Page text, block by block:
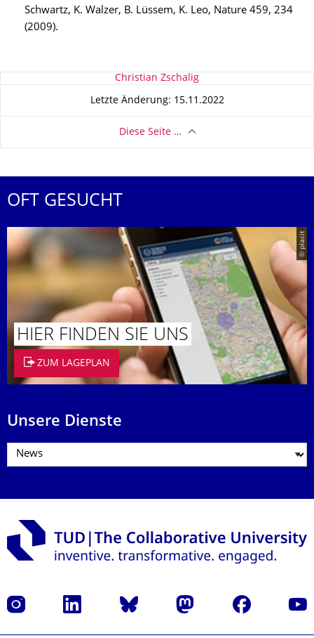
Schwartz, K. Walzer, B. Lüssem, K. Leo, Nature 459, 234
(2009).
Zu dieser Seite Christian Zschalig
Letzte Änderung: 15.11.2022
Diese Seite …
OFT GESUCHT
© placit
HIER FINDEN SIE UNS
ZUM LAGEPLAN
Unsere Dienste
Instagram LinkedIn Bluesky Mastodon Facebook